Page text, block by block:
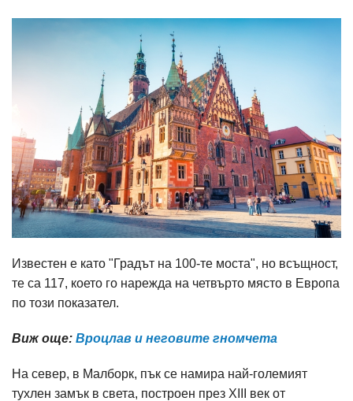
Известен е като "Градът на 100-те моста", но всъщност,
те са 117, което го нарежда на четвърто място в Европа
по този показател.
Виж още: Вроцлав и неговите гномчета
На север, в Малборк, пък се намира най-големият
тухлен замък в света, построен през XIII век от